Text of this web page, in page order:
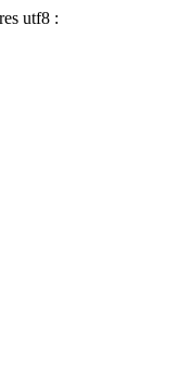
utf8 :